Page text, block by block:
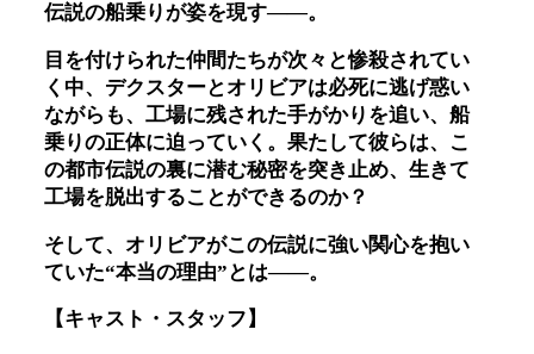
伝説の船乗りが姿を現す――。
目を付けられた仲間たちが次々と惨殺されてい
く中、デクスターとオリビアは必死に逃げ惑い
ながらも、工場に残された手がかりを追い、船
乗りの正体に迫っていく。果たして彼らは、こ
の都市伝説の裏に潜む秘密を突き止め、生きて
工場を脱出することができるのか？
そして、オリビアがこの伝説に強い関心を抱い
ていた“本当の理由”とは――。
【キャスト・スタッフ】